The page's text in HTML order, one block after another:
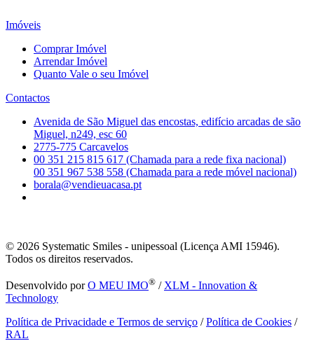
Imóveis
Comprar Imóvel
Arrendar Imóvel
Quanto Vale o seu Imóvel
Contactos
Avenida de São Miguel das encostas, edifício arcadas de são
Miguel, n249, esc 60
2775-775 Carcavelos
00 351 215 815 617 (Chamada para a rede fixa nacional)
00 351 967 538 558 (Chamada para a rede móvel nacional)
borala@vendieuacasa.pt
© 2026 Systematic Smiles - unipessoal (Licença AMI 15946).
Todos os direitos reservados.
Desenvolvido porO MEU IMO® / XLM - Innovation &
Technology
Política de Privacidade e Termos de serviço /Política de Cookies /
RAL